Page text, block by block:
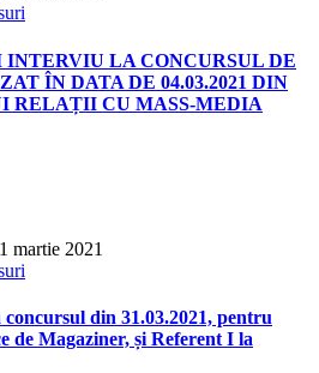
LA CONCURSUL DE
ÎN DATA DE 04.03.2021 DIN
RELAȚII CU MASS-MEDIA
martie 2021
din 31.03.2021, pentru
de Magaziner, și Referent I la